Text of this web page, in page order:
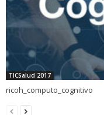
TICSalud 2017
ricoh_computo_cognitivo